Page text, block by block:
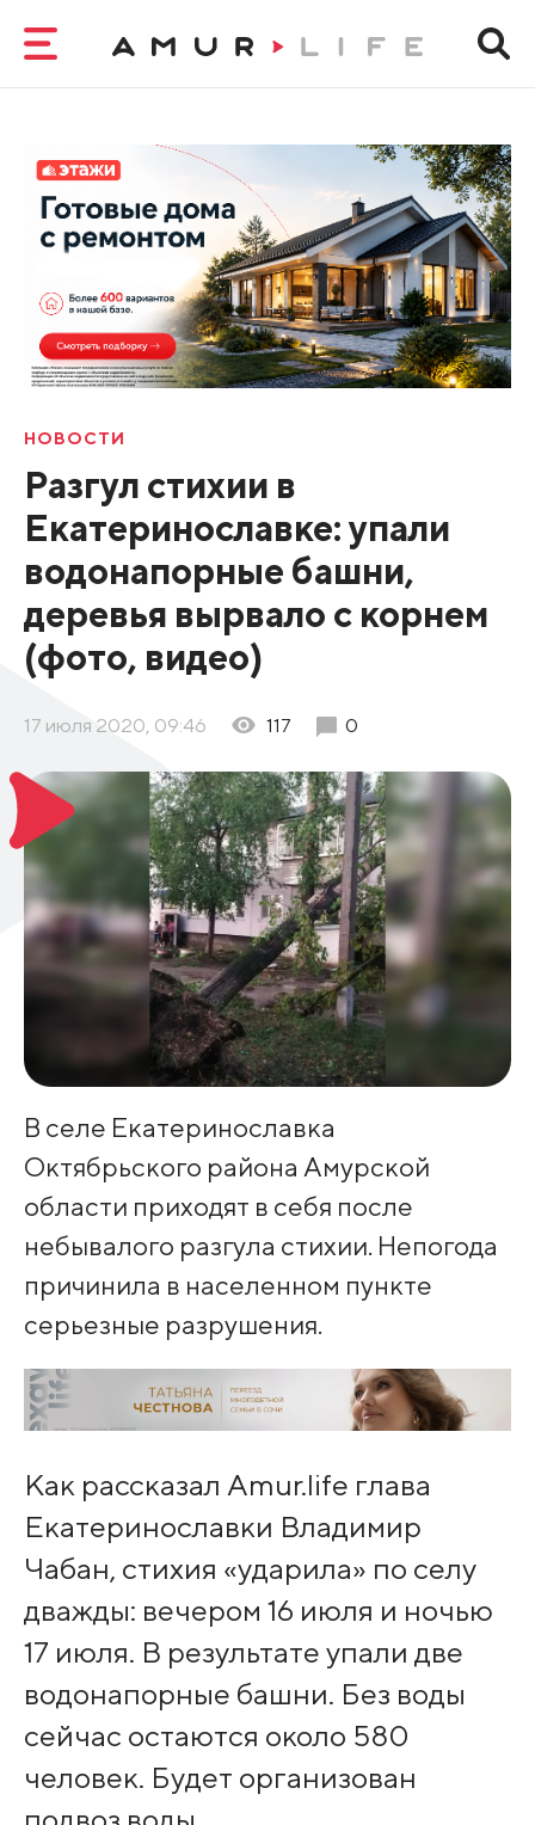
НОВОСТИ
Разгул стихии в
Екатеринославке: упали
водонапорные башни,
деревья вырвало с корнем
(фото, видео)
17 июля 2020, 09:46 117 0
В селе Екатеринославка
Октябрьского района Амурской
области приходят в себя после
небывалого разгула стихии. Непогода
причинила в населенном пункте
серьезные разрушения.
Как рассказал Amur.life глава
Екатеринославки Владимир
Чабан, стихия «ударила» по селу
дважды: вечером 16 июля и ночью
17 июля. В результате упали две
водонапорные башни. Без воды
сейчас остаются около 580
человек. Будет организован